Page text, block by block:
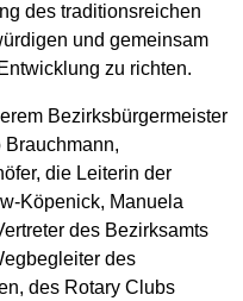
des traditionsreichen
und gemeinsam
zu richten.
Bezirksbürgermeister
Brauchmann,
die Leiterin der
Köpenick, Manuela
des Bezirksamts
des
des Rotary Clubs